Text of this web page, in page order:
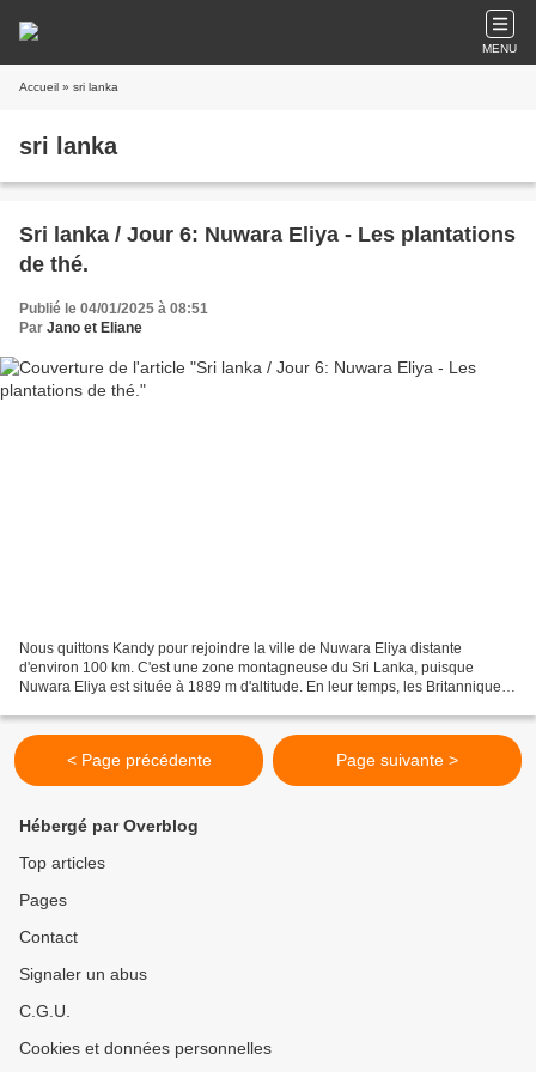
MENU
Accueil » sri lanka
sri lanka
Sri lanka / Jour 6: Nuwara Eliya - Les plantations
de thé.
Publié le 04/01/2025 à 08:51
Par Jano et Eliane
Nous quittons Kandy pour rejoindre la ville de Nuwara Eliya distante
d'environ 100 km. C'est une zone montagneuse du Sri Lanka, puisque
Nuwara Eliya est située à 1889 m d'altitude. En leur temps, les Britanniques
< Page précédente Page suivante >
Hébergé par Overblog
Top articles
Pages
Contact
Signaler un abus
C.G.U.
Cookies et données personnelles